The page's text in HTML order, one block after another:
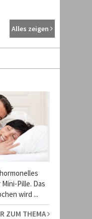
Alles zeigen
Pille. Das
wird ...
ZUM THEMA